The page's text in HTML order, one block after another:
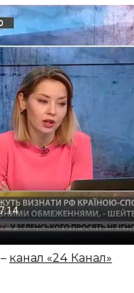
– канал «24 Канал»